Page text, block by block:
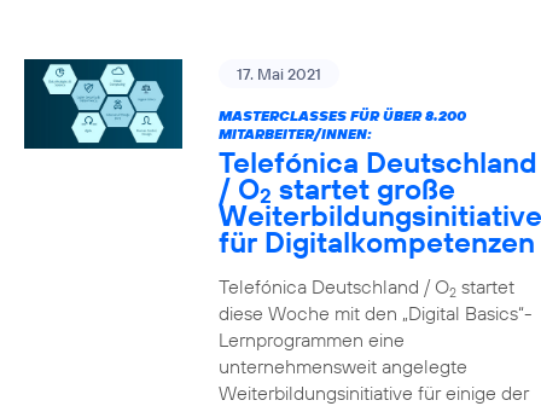
17. Mai 2021
MASTERCLASSES FÜR ÜBER 8.200
MITARBEITER/INNEN:
Telefónica Deutschland
/ O2 startet große
Weiterbildungsinitiative
für Digitalkompetenzen
Telefónica Deutschland / O2startet
diese Woche mit den „Digital Basics“-
Lernprogrammen eine
unternehmensweit angelegte
Weiterbildungsinitiative für einige der